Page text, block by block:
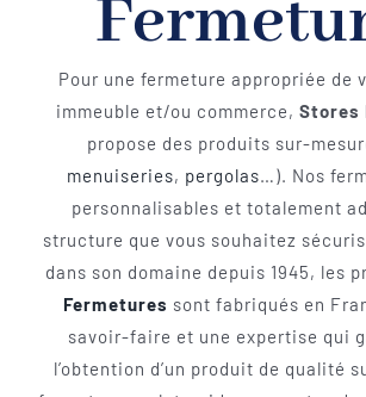
Pour une fermeture appropriée de
immeuble et/ou commerce, Stores
propose des produits sur-
menuiseries, pergolas …). Nos
personnalisables et totalement
structure que vous souhaitez
dans son domaine depuis 1945, les
Fermetures sont fabriqués en
savoir-faire et une expertise qui
l’obtention d’un produit de qualité